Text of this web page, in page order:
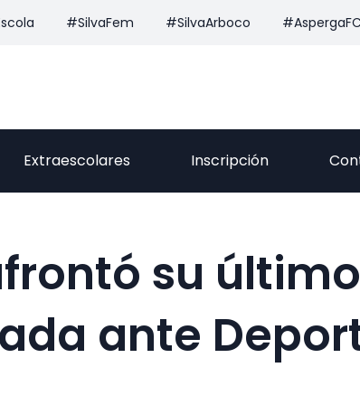
#SilvaFem #SilvaArboco #AspergaFC
Extraescolares Inscripción
su
ante